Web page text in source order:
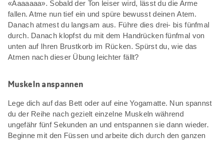
«Aaaaaaa». Sobald der Ton leiser wird, lässt du die Arme
fallen. Atme nun tief ein und spüre bewusst deinen Atem.
Danach atmest du langsam aus. Führe dies drei- bis fünfmal
durch. Danach klopfst du mit dem Handrücken fünfmal von
unten auf Ihren Brustkorb im Rücken. Spürst du, wie das
Atmen nach dieser Übung leichter fällt?
Muskeln anspannen
Lege dich auf das Bett oder auf eine Yogamatte. Nun spannst
du der Reihe nach gezielt einzelne Muskeln während
ungefähr fünf Sekunden an und entspannen sie dann wieder.
Beginne mit den Füssen und arbeite dich durch den ganzen